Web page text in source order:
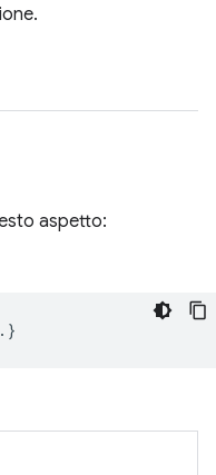
aspetto: